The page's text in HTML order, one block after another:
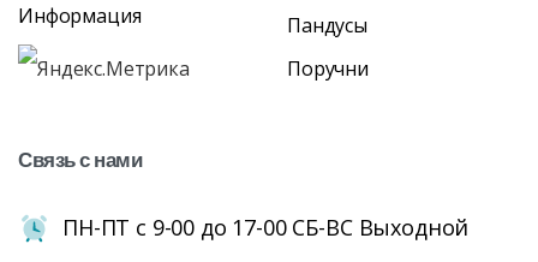
Информация
Пандусы
Поручни
Связьснами
ПН-ПТ с 9-00 до 17-00 СБ-ВС Выходной